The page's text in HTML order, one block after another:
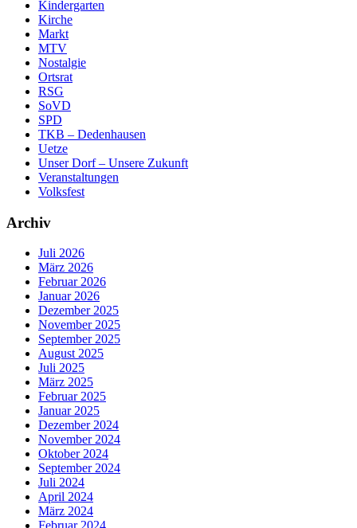
Kindergarten
Kirche
Markt
MTV
Nostalgie
Ortsrat
RSG
SoVD
SPD
TKB – Dedenhausen
Uetze
Unser Dorf – Unsere Zukunft
Veranstaltungen
Volksfest
Archiv
Juli 2026
März 2026
Februar 2026
Januar 2026
Dezember 2025
November 2025
September 2025
August 2025
Juli 2025
März 2025
Februar 2025
Januar 2025
Dezember 2024
November 2024
Oktober 2024
September 2024
Juli 2024
April 2024
März 2024